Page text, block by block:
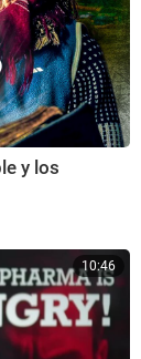
y los
10:46